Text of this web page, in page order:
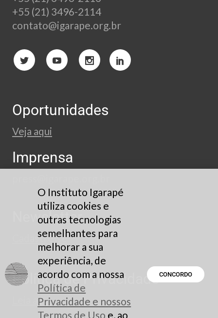
+55 (21) 3496-2114
contato@igarape.org.br
Oportunidades
Veja aqui
Imprensa
Newsletter
Cadastre-se
Política de Privacidade
Leia aqui
O Instituto Igarapé
utiliza cookies e
outras tecnologias
semelhantes para
melhorar a sua
experiência, de
acordo com a nossa
Política de
Privacidade e nossos
Termos de Uso e, ao
CONCORDO